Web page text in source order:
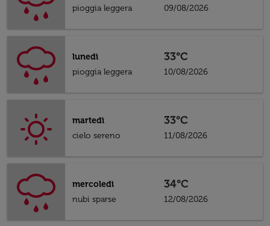
pioggia leggera
09/08/2026
lunedì
pioggia leggera
33°C
10/08/2026
martedì
cielo sereno
33°C
11/08/2026
mercoledì
nubi sparse
34°C
12/08/2026